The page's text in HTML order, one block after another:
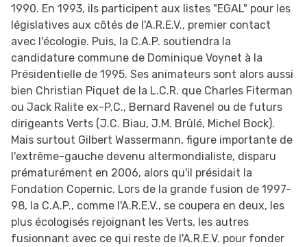
1990. En 1993, ils participent aux listes "EGAL" pour les
législatives aux côtés de l'A.R.E.V., premier contact
avec l'écologie. Puis, la C.A.P. soutiendra la
candidature commune de Dominique Voynet à la
Présidentielle de 1995. Ses animateurs sont alors aussi
bien Christian Piquet de la L.C.R. que Charles Fiterman
ou Jack Ralite ex-P.C., Bernard Ravenel ou de futurs
dirigeants Verts (J.C. Biau, J.M. Brûlé, Michel Bock).
Mais surtout Gilbert Wassermann, figure importante de
l'extrême-gauche devenu altermondialiste, disparu
prématurément en 2006, alors qu'il présidait la
Fondation Copernic. Lors de la grande fusion de 1997-
98, la C.A.P., comme l'A.R.E.V., se coupera en deux, les
plus écologisés rejoignant les Verts, les autres
fusionnant avec ce qui reste de l'A.R.E.V. pour fonder